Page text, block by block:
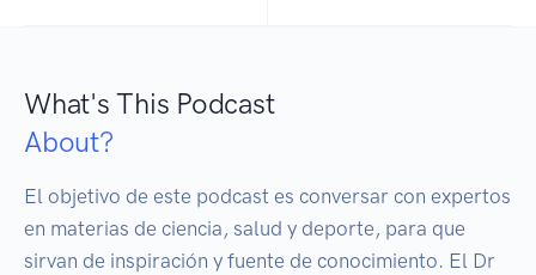
What's This Podcast
About?
El objetivo de este podcast es conversar con expertos
en materias de ciencia, salud y deporte, para que
sirvan de inspiración y fuente de conocimiento. El Dr